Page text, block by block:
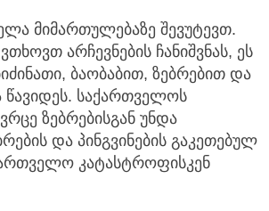
მიმართულებაზე შევუტევთ.
არჩევნების ჩანიშვნას, ეს
ბაობაბით, ზებრებით და
წავიდეს. საქართველოს
ზებრებისგან უნდა
და პინგვინების გაკეთებულ
კატასტროფისკენ